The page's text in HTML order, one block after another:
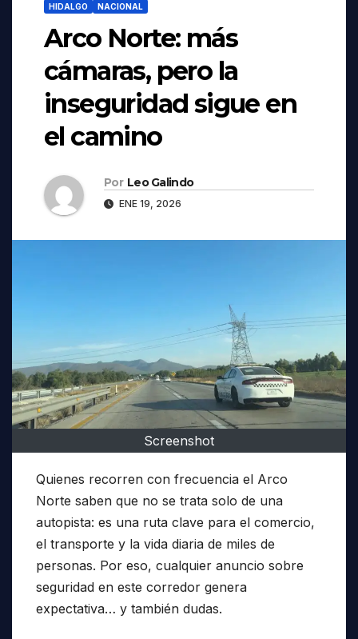
HIDALGO NACIONAL
Arco Norte: más
cámaras, pero la
inseguridad sigue en
el camino
Por Leo Galindo
ENE 19, 2026
Screenshot
Quienes recorren con frecuencia el Arco
Norte saben que no se trata solo de una
autopista: es una ruta clave para el comercio,
el transporte y la vida diaria de miles de
personas. Por eso, cualquier anuncio sobre
seguridad en este corredor genera
expectativa… y también dudas.